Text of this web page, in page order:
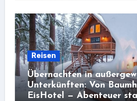
Reisen
Übernachten in
Unterkünften: Von
EisHotel — Abenteuer